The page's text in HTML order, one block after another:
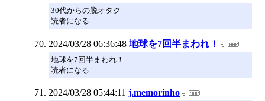
30代からの脱オタク
読者になる
2024/03/28 06:36:48 地球を7回半まわれ！
地球を7回半まわれ！
読者になる
2024/03/28 05:44:11 j.memorinho